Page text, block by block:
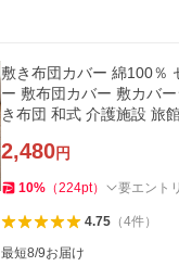
敷き布団カバー 綿100％
ー 敷布団カバー 敷カバ
き布団 和式 介護施設 旅
2,480円
10% （224pt） 要エント
4.75（4件）
最短8/9お届け